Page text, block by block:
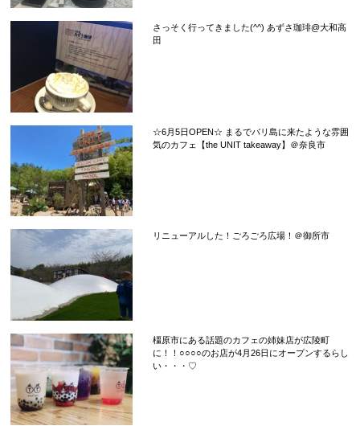
さっそく行ってきました(^^) あずさ珈琲@大和高
田
☆6月5日OPEN☆ まるでバリ島に来たような雰囲
気のカフェ【the UNIT takeaway】＠奈良市
リニューアルした！ごろごろ広場！＠御所市
橿原市にある話題のカフェの姉妹店が広陵町
に！！○○○○のお店が4月26日にオープンするらし
い・・・♡